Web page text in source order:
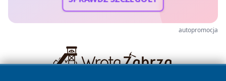
autopromocja